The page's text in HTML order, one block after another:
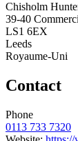
Chisholm
39-40
LS1 6EX
Leeds
Royaume-Uni
Contact
Phone
0113 733 7320